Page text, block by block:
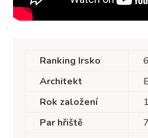
Ranking Irsko
6
Architekt
Rok založení
Par hřiště